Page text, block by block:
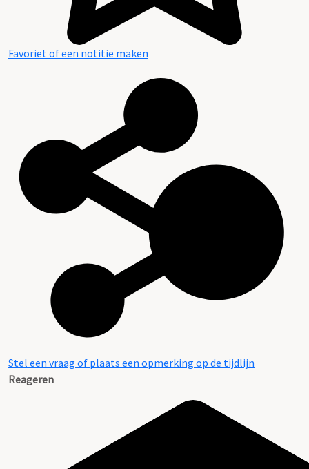
Aanwijzingen voor de gebruiker
Favoriet of een notitie maken
Stel een vraag of plaats een opmerking op de tijdlijn
Reageren